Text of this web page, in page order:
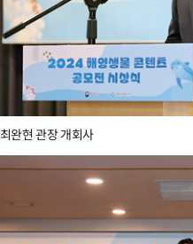
최완현 관장 개회사